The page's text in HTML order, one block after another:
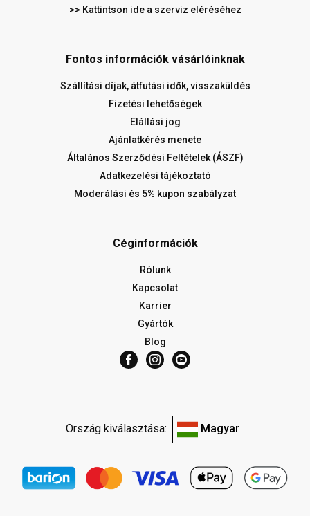
>> Kattintson ide a szerviz eléréséhez
Fontos információk vásárlóinknak
Szállítási díjak, átfutási idők, visszaküldés
Fizetési lehetőségek
Elállási jog
Ajánlatkérés menete
Általános Szerződési Feltételek (ÁSZF)
Adatkezelési tájékoztató
Moderálási és 5% kupon szabályzat
Céginformációk
Rólunk
Kapcsolat
Karrier
Gyártók
Blog
Ország kiválasztása: Magyar